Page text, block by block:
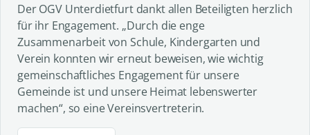
Der OGV Unterdietfurt dankt allen Beteiligten herzlich
für ihr Engagement. „Durch die enge
Zusammenarbeit von Schule, Kindergarten und
Verein konnten wir erneut beweisen, wie wichtig
gemeinschaftliches Engagement für unsere
Gemeinde ist und unsere Heimat lebenswerter
machen“, so eine Vereinsvertreterin.